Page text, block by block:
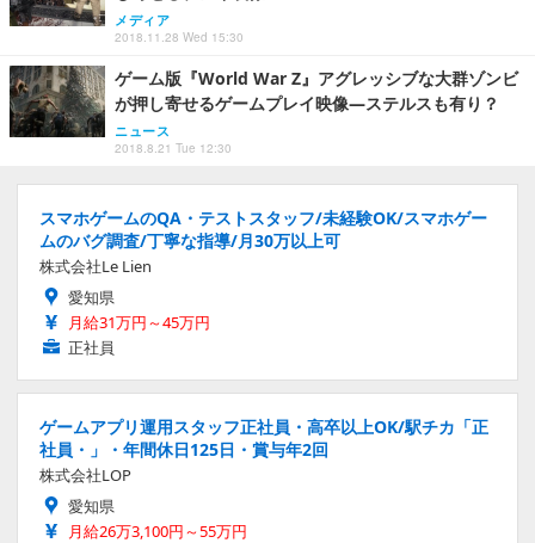
メディア
2018.11.28 Wed 15:30
ゲーム版『World War Z』アグレッシブな大群ゾンビ
が押し寄せるゲームプレイ映像―ステルスも有り？
ニュース
2018.8.21 Tue 12:30
スマホゲームのQA・テストスタッフ/未経験OK/スマホゲー
ムのバグ調査/丁寧な指導/月30万以上可
株式会社Le Lien
愛知県
月給31万円～45万円
正社員
ゲームアプリ運用スタッフ正社員・高卒以上OK/駅チカ「正
社員・」・年間休日125日・賞与年2回
株式会社LOP
愛知県
月給26万3,100円～55万円